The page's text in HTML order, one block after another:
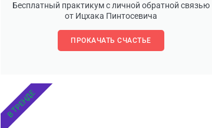
Бесплатный практикум с личной обратной связью
от Ицхака Пинтосевича
ПРОКАЧАТЬ СЧАСТЬЕ
В ТРЕНДЕ